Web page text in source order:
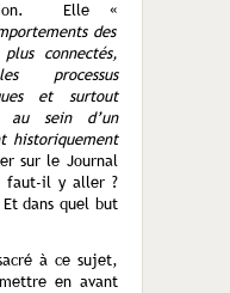
Elle «
des
connectés,
processus
et surtout
au sein d’un
historiquement
sur le Journal
faut-il y aller ?
dans quel but
à ce sujet,
en avant